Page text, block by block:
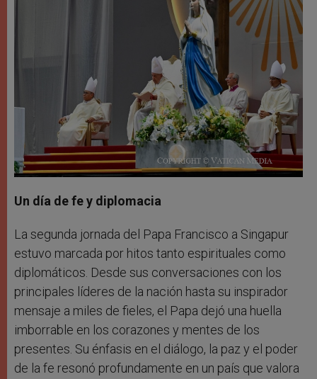
Un día de fe y diplomacia
La segunda jornada del Papa Francisco a Singapur
estuvo marcada por hitos tanto espirituales como
diplomáticos. Desde sus conversaciones con los
principales líderes de la nación hasta su inspirador
mensaje a miles de fieles, el Papa dejó una huella
imborrable en los corazones y mentes de los
presentes. Su énfasis en el diálogo, la paz y el poder
de la fe resonó profundamente en un país que valora